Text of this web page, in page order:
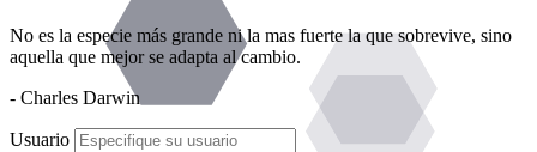
No es la especie más grande ni la mas fuerte la que sobrevive, sino
aquella que mejor se adapta al cambio.
- Charles Darwin
Usuario